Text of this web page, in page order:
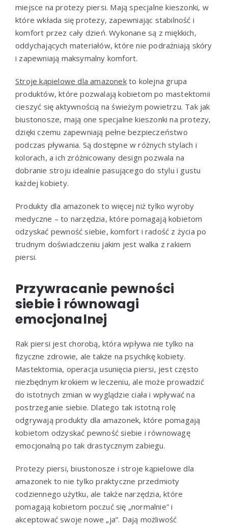
miejsce na protezy piersi. Mają specjalne kieszonki, w
które wkłada się protezy, zapewniając stabilność i
komfort przez cały dzień. Wykonane są z miękkich,
oddychających materiałów, które nie podrażniają skóry
i zapewniają maksymalny komfort.
Stroje kąpielowe dla amazonekto kolejna grupa
produktów, które pozwalają kobietom po mastektomii
cieszyć się aktywnością na świeżym powietrzu. Tak jak
biustonosze, mają one specjalne kieszonki na protezy,
dzięki czemu zapewniają pełne bezpieczeństwo
podczas pływania. Są dostępne w różnych stylach i
kolorach, a ich zróżnicowany design pozwala na
dobranie stroju idealnie pasującego do stylu i gustu
każdej kobiety.
Produkty dla amazonek to więcej niż tylko wyroby
medyczne – to narzędzia, które pomagają kobietom
odzyskać pewność siebie, komfort i radość z życia po
trudnym doświadczeniu jakim jest walka z rakiem
piersi.
Przywracanie pewności
siebie i równowagi
emocjonalnej
Rak piersi jest chorobą, która wpływa nie tylko na
fizyczne zdrowie, ale także na psychikę kobiety.
Mastektomia, operacja usunięcia piersi, jest często
niezbędnym krokiem w leczeniu, ale może prowadzić
do istotnych zmian w wyglądzie ciała i wpływać na
postrzeganie siebie. Dlatego tak istotną rolę
odgrywają produkty dla amazonek, które pomagają
kobietom odzyskać pewność siebie i równowagę
emocjonalną po tak drastycznym zabiegu.
Protezy piersi, biustonosze i stroje kąpielowe dla
amazonek to nie tylko praktyczne przedmioty
codziennego użytku, ale także narzędzia, które
pomagają kobietom poczuć się „normalnie” i
akceptować swoje nowe „ja”. Dają możliwość